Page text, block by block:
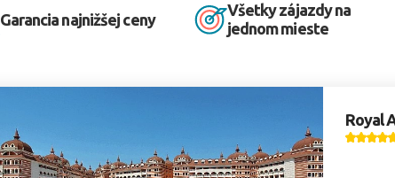
Garancia najnižšej ceny
Všetky zájazdy na
jednom mieste
Royal